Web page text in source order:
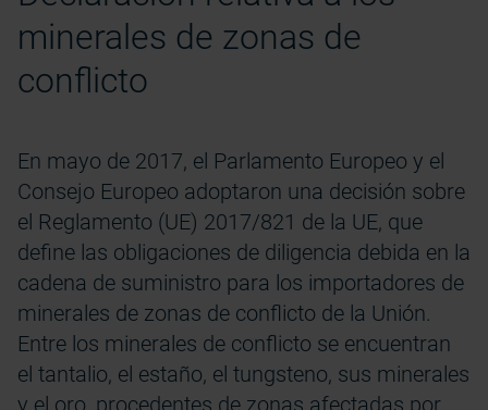
minerales de zonas de
conflicto
En mayo de 2017, el Parlamento Europeo y el
Consejo Europeo adoptaron una decisión sobre
el Reglamento (UE) 2017/821 de la UE, que
define las obligaciones de diligencia debida en la
cadena de suministro para los importadores de
minerales de zonas de conflicto de la Unión.
Entre los minerales de conflicto se encuentran
el tantalio, el estaño, el tungsteno, sus minerales